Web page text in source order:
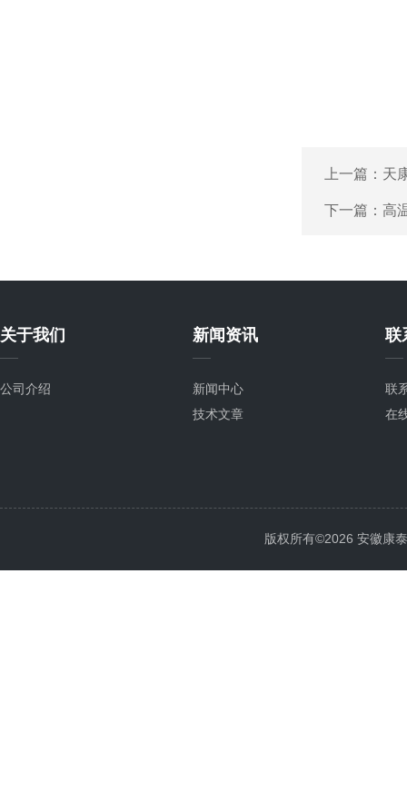
上一篇： 天
下一篇： 高
关于我们
公司介绍
新闻资讯
新闻中心
技术文章
联
联
在
版权所有©2026 安徽康